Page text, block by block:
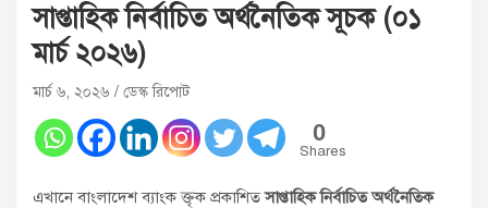
সাপ্তাহিক নির্বাচিত অর্থনৈতিক সূচক (০১
মার্চ ২০২৬)
মার্চ ৬, ২০২৬ ডেস্ক রিপোট
0
Shares
এখানে বাংলাদেশ ব্যাংক ক্তৃক প্রকাশিতসাপ্তাহিক নির্বাচিত অর্থনৈতিক